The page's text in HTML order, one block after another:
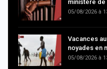
ministère de
05/08/2026 à
Vacances
noyades en
05/08/2026 à